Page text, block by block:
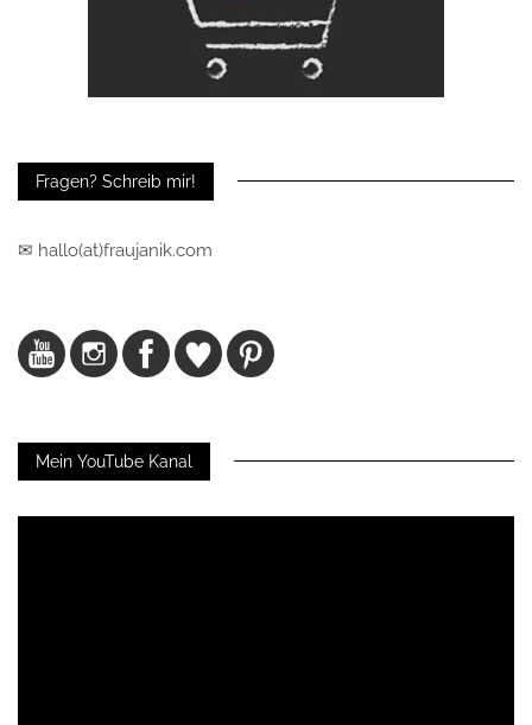
Fragen? Schreib mir!
✉ hallo(at)fraujanik.com
Mein YouTube Kanal